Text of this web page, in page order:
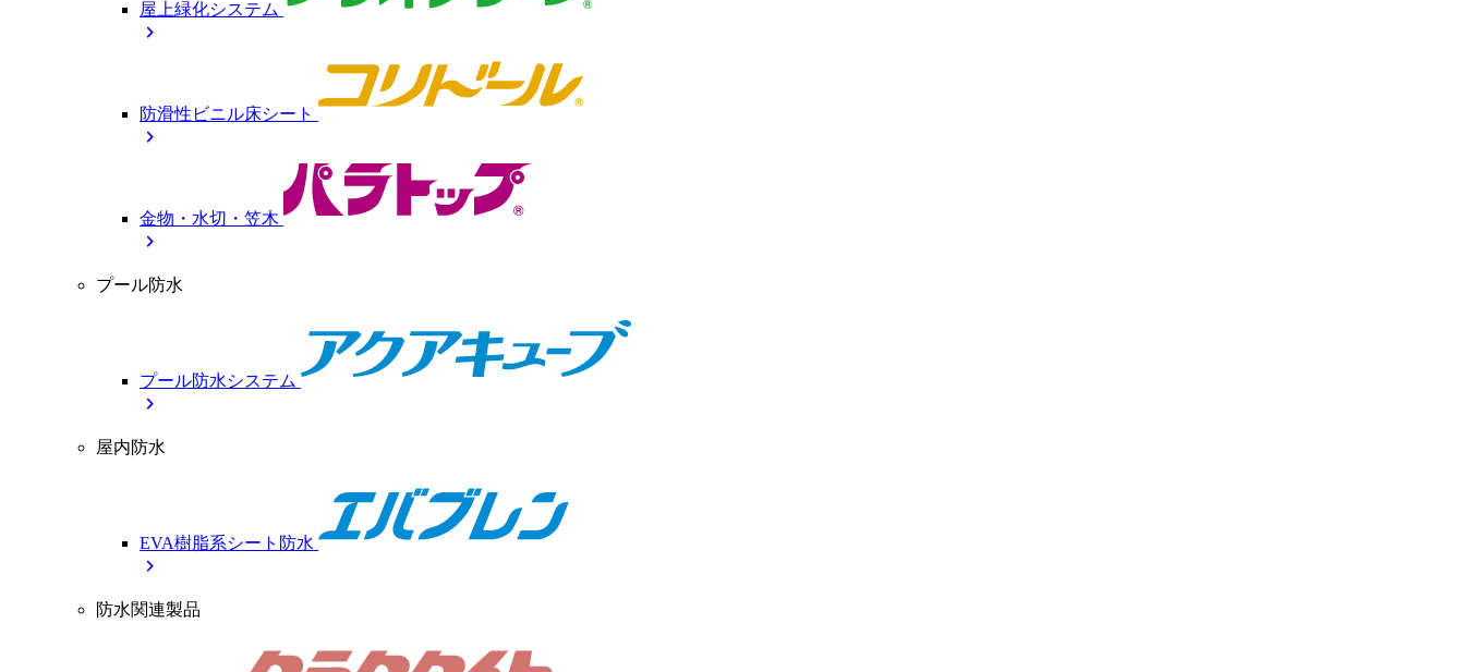
屋上緑化システム
chevron_right
防滑性ビニル床シート
chevron_right
金物・水切・笠木
chevron_right
プール防水
プール防水システム
chevron_right
屋内防水
EVA樹脂系シート防水
chevron_right
防水関連製品